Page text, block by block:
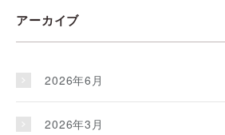
アーカイブ
2026年6月
2026年3月